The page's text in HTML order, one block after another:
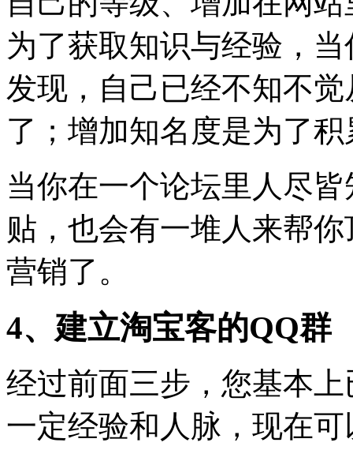
为了获取知识与经验，
发现，自己已经不知不
了；增加知名度是为了
当你在一个论坛里人尽
贴，也会有一堆人来帮
营销了。
4、建立淘宝客的QQ群
经过前面三步，您基本
一定经验和人脉，现在